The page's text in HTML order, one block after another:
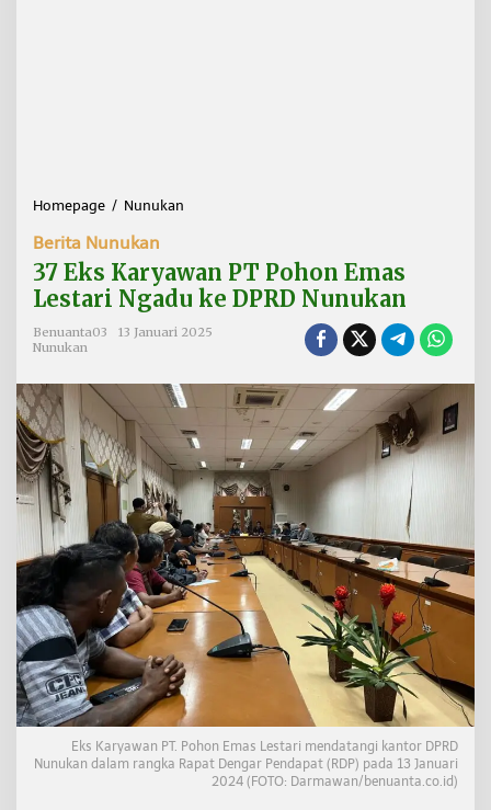
Homepage / Nunukan
k
s
K
a
w
n
T
o
h
o
n
E
m
s
L
e
s
t
a
Berita Nunukan
37 Eks Karyawan PT Pohon Emas
Lestari Ngadu ke DPRD Nunukan
Benuanta03
13 Januari 2025
Nunukan
Eks Karyawan PT. Pohon Emas Lestari mendatangi kantor DPRD
Nunukan dalam rangka Rapat Dengar Pendapat (RDP) pada 13 Januari
2024 (FOTO: Darmawan/benuanta.co.id)